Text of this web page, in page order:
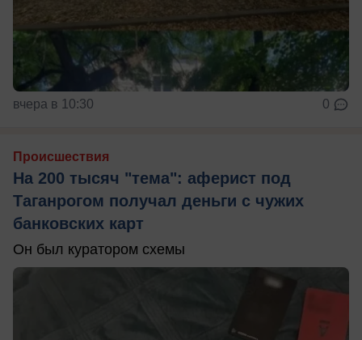
вчера в 10:30 0
Происшествия
На 200 тысяч "тема": аферист под
Таганрогом получал деньги с чужих
банковских карт
Он был куратором схемы